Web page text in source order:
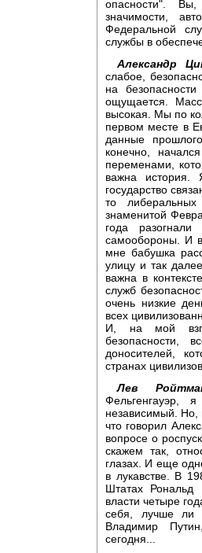
опасности".
значимости,
Федеральной
службы в
Александр
слабое,
на
ощущается.
высокая. Мы по
первом месте в
данные
конечно,
переменами,
важна
государство
то
знаменитой
года
самообороны. И в
мне бабушка
улицу и так
важна в
служб
очень низкие
всех
И, на мой
безопасности,
доносителей,
странах
Лев
Фельгенгауэр,
независимый. Но,
что говорил
вопросе о
скажем так,
глазах. И еще
в лукавстве. В
Штатах
власти четыре
себя, лучше ли
Владимир
сегодня...